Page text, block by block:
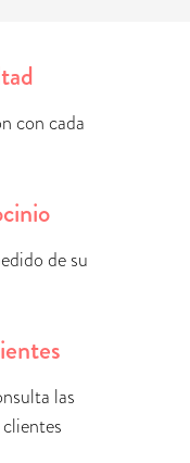
con cada
de su
las